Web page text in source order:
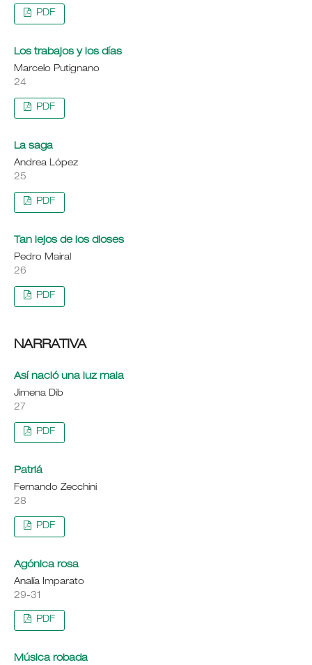
PDF
Los trabajos y los días
Marcelo Putignano
24
PDF
La saga
Andrea López
25
PDF
Tan lejos de los dioses
Pedro Mairal
26
PDF
NARRATIVA
Así nació una luz mala
Jimena Dib
27
PDF
Patriá
Fernando Zecchini
28
PDF
Agónica rosa
Analía Imparato
29-31
PDF
Música robada